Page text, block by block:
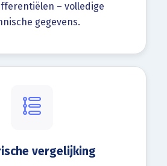
– volledige
gegevens.
vergelijking